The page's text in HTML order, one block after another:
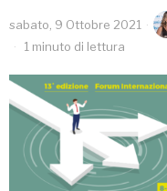
sabato, 9 Ottobre 2021
1 minuto di lettura